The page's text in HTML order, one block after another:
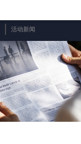
活动新闻